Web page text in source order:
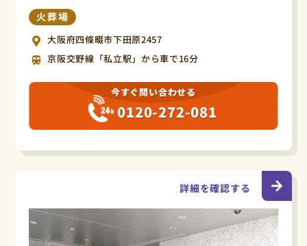
火葬場
大阪府四條畷市下田原2457
京阪交野線「私立駅」から車で16分
今すぐ問い合わせる
0120-272-081
詳細を確認する